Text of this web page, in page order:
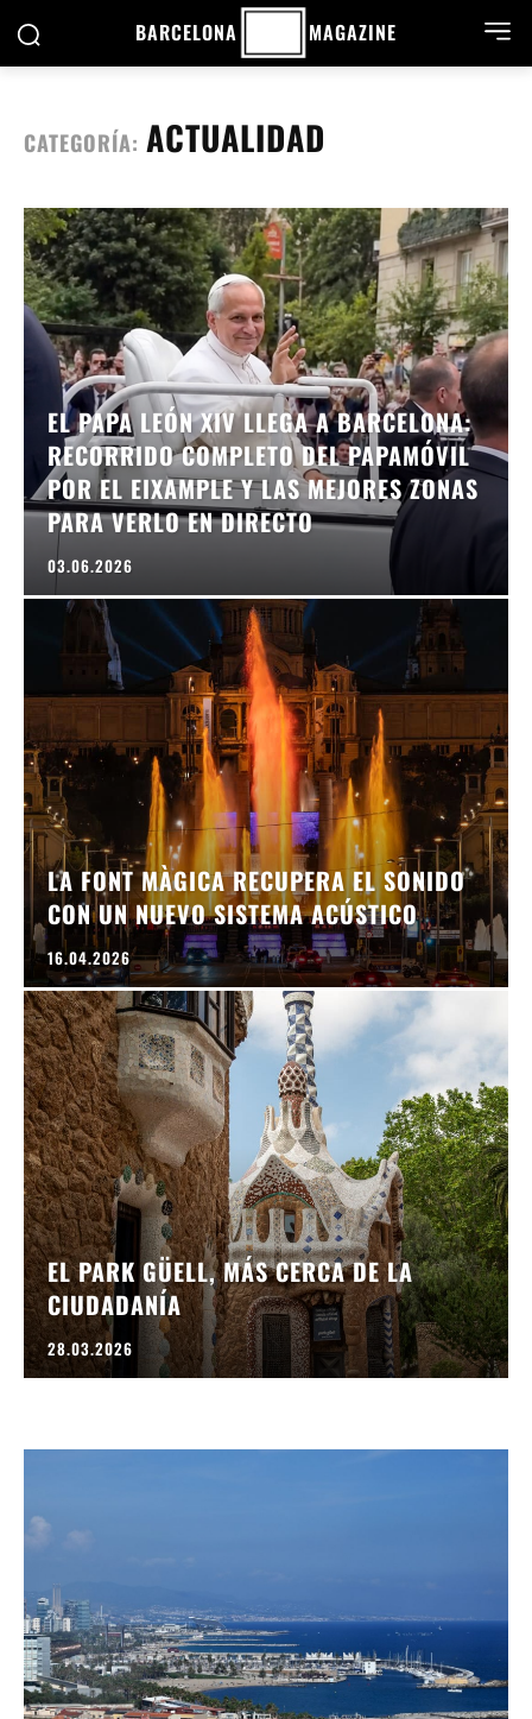
BARCELONA MAGAZINE
CATEGORÍA: ACTUALIDAD
EL PAPA LEÓN XIV LLEGA A BARCELONA:
RECORRIDO COMPLETO DEL PAPAMÓVIL
POR EL EIXAMPLE Y LAS MEJORES ZONAS
PARA VERLO EN DIRECTO
03.06.2026
LA FONT MÀGICA RECUPERA EL SONIDO
CON UN NUEVO SISTEMA ACÚSTICO
16.04.2026
EL PARK GÜELL, MÁS CERCA DE LA
CIUDADANÍA
28.03.2026